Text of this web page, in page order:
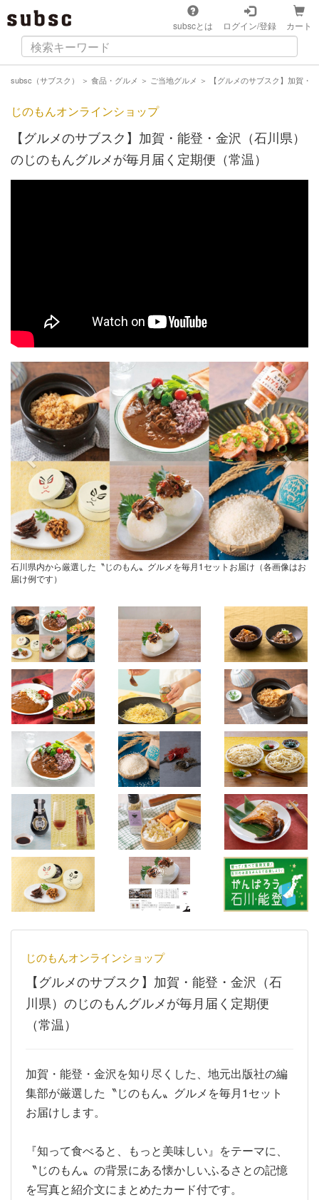
subscとは ログイン/登録 カート
subsc（サブスク） ＞ 食品・グルメ ＞ ご当地グルメ ＞ 【グルメのサブスク】加賀・
じのもんオンラインショップ
【グルメのサブスク】加賀・能登・金沢（石川県）
のじのもんグルメが毎月届く定期便（常温）
Previous Next
石川県内から厳選した〝じのもん〟グルメを毎月1セットお届け（各画像はお
届け例です）
じのもんオンラインショップ
【グルメのサブスク】加賀・能登・金沢（石
川県）のじのもんグルメが毎月届く定期便
（常温）
加賀・能登・金沢を知り尽くした、地元出版社の編
集部が厳選した〝じのもん〟グルメを毎月1セット
お届けします。
『知って食べると、もっと美味しい』をテーマに、
〝じのもん〟の背景にある懐かしいふるさとの記憶
を写真と紹介文にまとめたカード付です。